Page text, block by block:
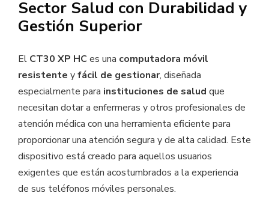
Sector Salud con Durabilidad y
Gestión Superior
El CT30 XP HC es una computadora móvil
resistente yfácil de gestionar, diseñada
especialmente para instituciones de salud que
necesitan dotar a enfermeras y otros profesionales de
atención médica con una herramienta eficiente para
proporcionar una atención segura y de alta calidad. Este
dispositivo está creado para aquellos usuarios
exigentes que están acostumbrados a la experiencia
de sus teléfonos móviles personales.